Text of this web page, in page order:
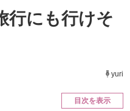
エネル
行にも行けそ
yuri
目次を表示